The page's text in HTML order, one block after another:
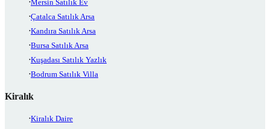
Mersin Satılık Ev
Çatalca Satılık Arsa
Kandıra Satılık Arsa
Bursa Satılık Arsa
Kuşadası Satılık Yazlık
Bodrum Satılık Villa
Kiralık
Kiralık Daire